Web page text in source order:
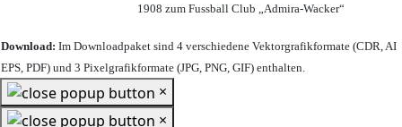
1908 zum Fussball Club „Admira-Wacker“
Download: Im Downloadpaket sind 4 verschiedene Vektorgrafikformate (CDR, AI
EPS, PDF) und 3 Pixelgrafikformate (JPG, PNG, GIF) enthalten.
×
×